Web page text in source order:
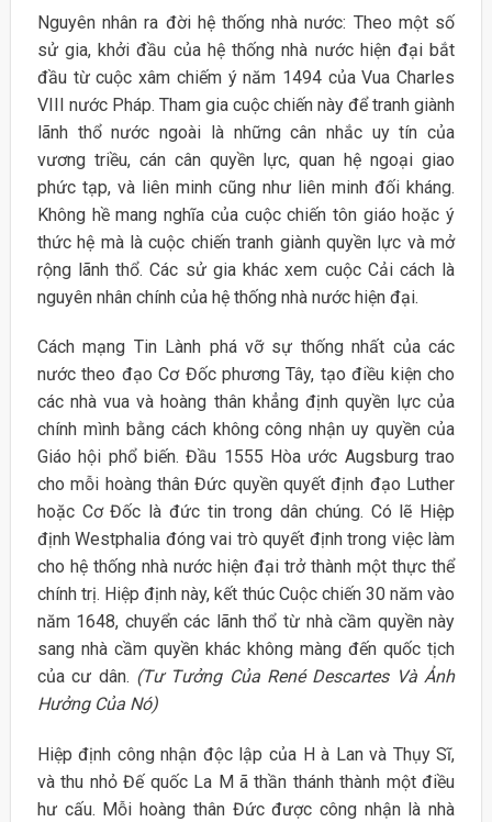
Nguyên nhân ra đời hệ thống nhà nước: Theo một số
sử gia, khởi đầu của hệ thống nhà nước hiện đại bắt
đầu từ cuộc xâm chiếm ý năm 1494 của Vua Charles
VIII nước Pháp. Tham gia cuộc chiến này để tranh giành
lãnh thổ nước ngoài là những cân nhắc uy tín của
vương triều, cán cân quyền lực, quan hệ ngoại giao
phức tạp, và liên minh cũng như liên minh đối kháng.
Không hề mang nghĩa của cuộc chiến tôn giáo hoặc ý
thức hệ mà là cuộc chiến tranh giành quyền lực và mở
rộng lãnh thổ. Các sử gia khác xem cuộc Cải cách là
nguyên nhân chính của hệ thống nhà nước hiện đại.
Cách mạng Tin Lành phá vỡ sự thống nhất của các
nước theo đạo Cơ Đốc phương Tây, tạo điều kiện cho
các nhà vua và hoàng thân khẳng định quyền lực của
chính mình bằng cách không công nhận uy quyền của
Giáo hội phổ biến. Đầu 1555 Hòa ước Augsburg trao
cho mỗi hoàng thân Đức quyền quyết định đạo Luther
hoặc Cơ Đốc là đức tin trong dân chúng. Có lẽ Hiệp
định Westphalia đóng vai trò quyết định trong việc làm
cho hệ thống nhà nước hiện đại trở thành một thực thể
chính trị. Hiệp định này, kết thúc Cuộc chiến 30 năm vào
năm 1648, chuyển các lãnh thổ từ nhà cầm quyền này
sang nhà cầm quyền khác không màng đến quốc tịch
của cư dân. (Tư Tưởng Của René Descartes Và Ảnh
Hưởng Của Nó)
Hiệp định công nhận độc lập của H à Lan và Thụy Sĩ,
và thu nhỏ Đế quốc La M ã thần thánh thành một điều
hư cấu. Mỗi hoàng thân Đức được công nhận là nhà